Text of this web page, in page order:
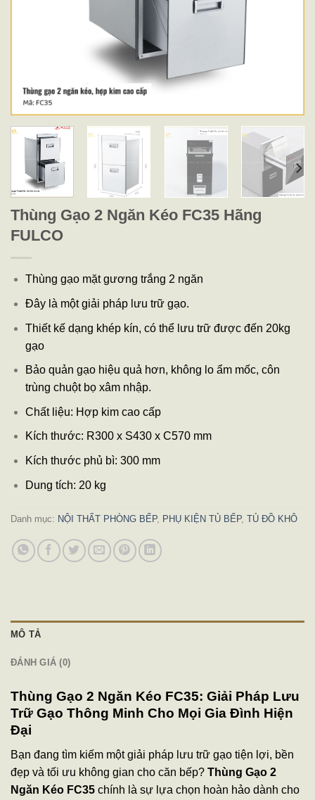
Thùng Gạo 2 Ngăn Kéo FC35 Hãng
FULCO
Thùng gạo mặt gương trắng 2 ngăn
Đây là một giải pháp lưu trữ gạo.
Thiết kế dạng khép kín, có thể lưu trữ được đến 20kg
gạo
Bảo quản gạo hiệu quả hơn, không lo ẩm mốc, côn
trùng chuột bọ xâm nhập.
Chất liệu: Hợp kim cao cấp
Kích thước: R300 x S430 x C570 mm
Kích thước phủ bì: 300 mm
Dung tích: 20 kg
Danh mục: NỘI THẤT PHÒNG BẾP, PHỤ KIỆN TỦ BẾP, TỦ ĐỒ KHÔ
MÔ TẢ
ĐÁNH GIÁ (0)
Thùng Gạo 2 Ngăn Kéo FC35: Giải Pháp Lưu
Trữ Gạo Thông Minh Cho Mọi Gia Đình Hiện
Đại
Bạn đang tìm kiếm một giải pháp lưu trữ gạo tiện lợi, bền
đẹp và tối ưu không gian cho căn bếp? Thùng Gạo 2
Ngăn Kéo FC35 chính là sự lựa chọn hoàn hảo dành cho